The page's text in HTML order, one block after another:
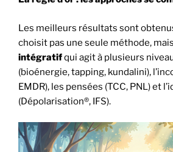
Les meilleurs résultats sont
choisit pas une seule méthode,
intégratifqui agit à plusieurs
(bioénergie, tapping, kundalini),
EMDR), les pensées (TCC, PNL) et
(Dépolarisation®, IFS).